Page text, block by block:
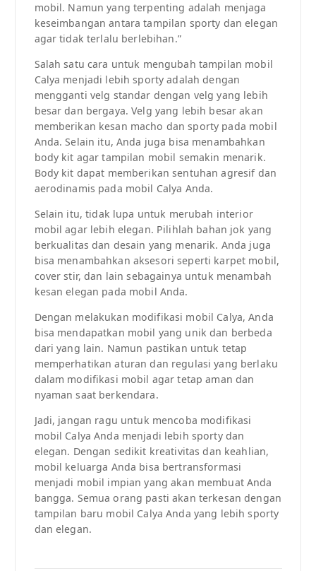
mobil. Namun yang terpenting adalah menjaga
keseimbangan antara tampilan sporty dan elegan
agar tidak terlalu berlebihan.”
Salah satu cara untuk mengubah tampilan mobil
Calya menjadi lebih sporty adalah dengan
mengganti velg standar dengan velg yang lebih
besar dan bergaya. Velg yang lebih besar akan
memberikan kesan macho dan sporty pada mobil
Anda. Selain itu, Anda juga bisa menambahkan
body kit agar tampilan mobil semakin menarik.
Body kit dapat memberikan sentuhan agresif dan
aerodinamis pada mobil Calya Anda.
Selain itu, tidak lupa untuk merubah interior
mobil agar lebih elegan. Pilihlah bahan jok yang
berkualitas dan desain yang menarik. Anda juga
bisa menambahkan aksesori seperti karpet mobil,
cover stir, dan lain sebagainya untuk menambah
kesan elegan pada mobil Anda.
Dengan melakukan modifikasi mobil Calya, Anda
bisa mendapatkan mobil yang unik dan berbeda
dari yang lain. Namun pastikan untuk tetap
memperhatikan aturan dan regulasi yang berlaku
dalam modifikasi mobil agar tetap aman dan
nyaman saat berkendara.
Jadi, jangan ragu untuk mencoba modifikasi
mobil Calya Anda menjadi lebih sporty dan
elegan. Dengan sedikit kreativitas dan keahlian,
mobil keluarga Anda bisa bertransformasi
menjadi mobil impian yang akan membuat Anda
bangga. Semua orang pasti akan terkesan dengan
tampilan baru mobil Calya Anda yang lebih sporty
dan elegan.